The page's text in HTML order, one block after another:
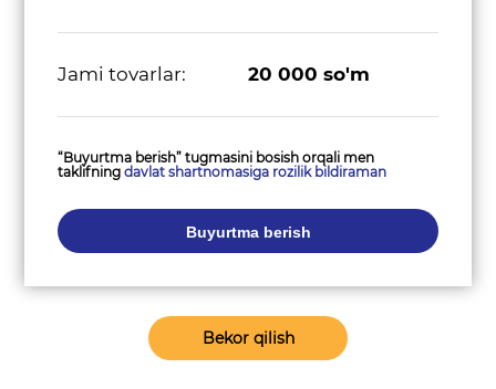
Jami tovarlar: 20 000 so'm
“Buyurtma berish” tugmasini bosish orqali men
taklifningdavlat shartnomasiga rozilik bildiraman
Buyurtma berish
Bekor qilish